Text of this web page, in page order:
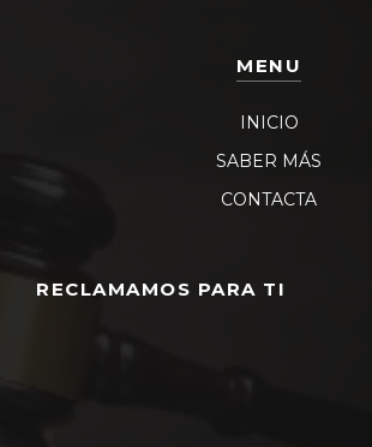
MENU
INICIO
SABER MÁS
CONTACTA
RECLAMAMOS PARA TI